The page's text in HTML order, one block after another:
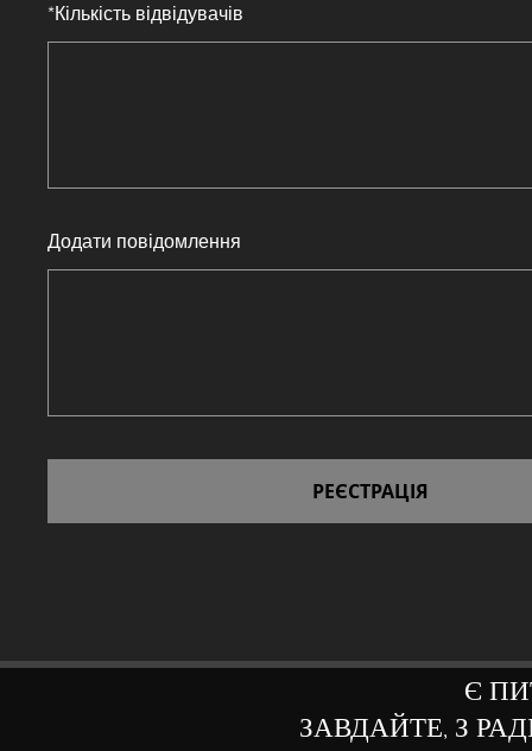
*Кількість відвідувачів
Додати повідомлення
РЕЄСТРАЦІЯ
Є
ЗАВДАЙТЕ, З